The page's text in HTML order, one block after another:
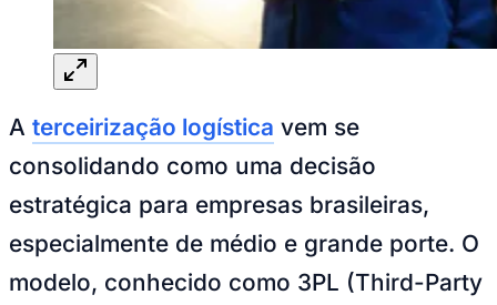
Portal Educacional
Agenda de Vestibulares
Vagas de Emprego
Concursos
Panorama Econômico
Anuncie no Portal
Verificar EmpresaNovo
Publicidade Legal
A terceirização logística vem se
consolidando como uma decisão
estratégica para empresas brasileiras,
especialmente de médio e grande porte. O
modelo, conhecido como 3PL (Third-Party